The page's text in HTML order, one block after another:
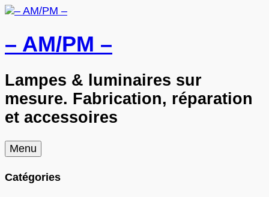
– AM/PM –
Lampes & luminaires sur
mesure. Fabrication, réparation
et accessoires
Menu Skip
to
Catégories